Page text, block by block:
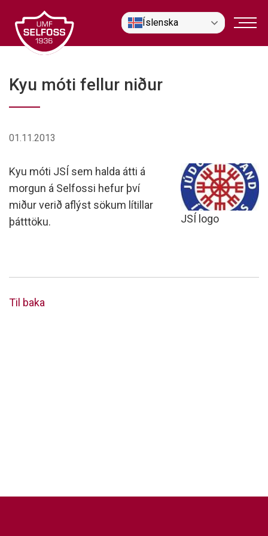
efni
Íslenska
Kyu móti fellur niður
01.11.2013
JSÍ logo
Kyu móti JSÍ sem halda átti á
morgun á Selfossi hefur því
miður verið aflýst sökum lítillar
þátttöku.
Til baka